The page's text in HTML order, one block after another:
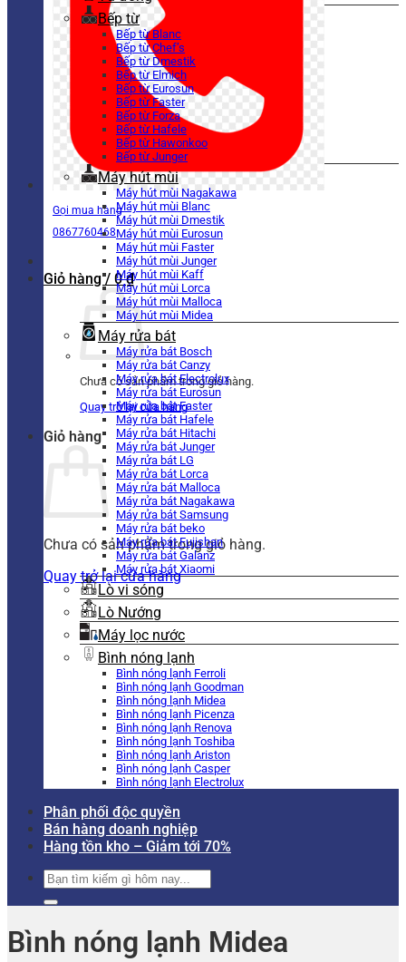
Gọi mua hàng
0867760468
Giỏ hàng / 0₫
Chưa có sản phẩm trong giỏ hàng.
Quay trở lại cửa hàng
Giỏ hàng
Chưa có sản phẩm trong giỏ hàng.
Quay trở lại cửa hàng
Bếp từ
Bếp từ Blanc
Bếp từ Chef’s
Bếp từ Dmestik
Bếp từ Elmich
Bếp từ Eurosun
Bếp từ Faster
Bếp từ Forza
Bếp từ Hafele
Bếp từ Hawonkoo
Bếp từ Junger
Máy hút mùi
Máy hút mùi Nagakawa
Máy hút mùi Blanc
Máy hút mùi Dmestik
Máy hút mùi Eurosun
Máy hút mùi Faster
Máy hút mùi Junger
Máy hút mùi Kaff
Máy hút mùi Lorca
Máy hút mùi Malloca
Máy hút mùi Midea
Máy rửa bát
Máy rửa bát Bosch
Máy rửa bát Canzy
Máy rửa bát Electrolux
Máy rửa bát Eurosun
Máy rửa bát Faster
Máy rửa bát Hafele
Máy rửa bát Hitachi
Máy rửa bát Junger
Máy rửa bát LG
Máy rửa bát Lorca
Máy rửa bát Malloca
Máy rửa bát Nagakawa
Máy rửa bát Samsung
Máy rửa bát beko
Máy rửa bát Fujishan
Máy rửa bát Galanz
Máy rửa bát Xiaomi
Lò vi sóng
Lò Nướng
Máy lọc nước
Bình nóng lạnh
Bình nóng lạnh Ferroli
Bình nóng lạnh Goodman
Bình nóng lạnh Midea
Bình nóng lạnh Picenza
Bình nóng lạnh Renova
Bình nóng lạnh Toshiba
Bình nóng lạnh Ariston
Bình nóng lạnh Casper
Bình nóng lạnh Electrolux
Phân phối độc quyền
Bán hàng doanh nghiệp
Hàng tồn kho – Giảm tới 70%
Tìm
kiếm:
Bình nóng lạnh Midea